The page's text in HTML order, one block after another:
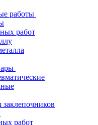
работы
работ
работ